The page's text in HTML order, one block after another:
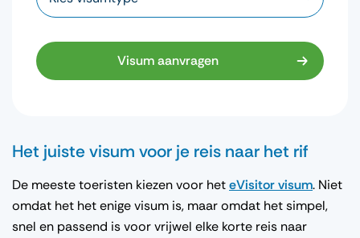
Visum aanvragen
Het juiste visum voor je reis naar het rif
De meeste toeristen kiezen voor heteVisitor visum. Niet
omdat het het enige visum is, maar omdat het simpel,
snel en passend is voor vrijwel elke korte reis naar